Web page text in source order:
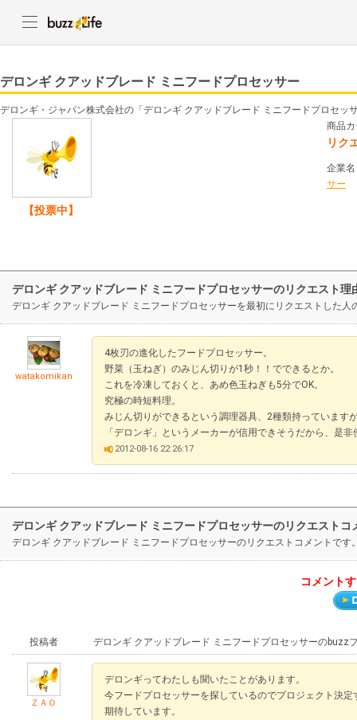
デロンギ クアッドブレード ミニフードプロセッサー
デロンギ・ジャパン株式会社の「デロンギ クアッドブレード ミニフードプロセッ
【投票中】
商品
リク
企業
サー
デロンギ クアッドブレード ミニフードプロセッサーのリクエスト理
デロンギ クアッドブレード ミニフードプロセッサーを最初にリクエストした人
watakomikan
4枚刃の進化したフードプロセッサー。
野菜（玉ねぎ）のみじん切りが1秒！！でできるとか。
これを冷凍しておくと、あめ色玉ねぎも5分でOK。
究極の時短料理。
みじん切りができるという調理器具、2種類持っています
「デロンギ」というメーカーが信用できそうだから、是
2012-08-16 22:26:17
デロンギ クアッドブレード ミニフードプロセッサーのリクエストコ
デロンギ クアッドブレード ミニフードプロセッサーのリクエストコメントで
コメント
投稿者 デロンギ クアッドブレード ミニフードプロセッサーのbuzz
ＺＡＯ
デロンギってわたしも聞いたことがあります。
今フードプロセッサーを探しているのでプロジェクト決定
期待しています。